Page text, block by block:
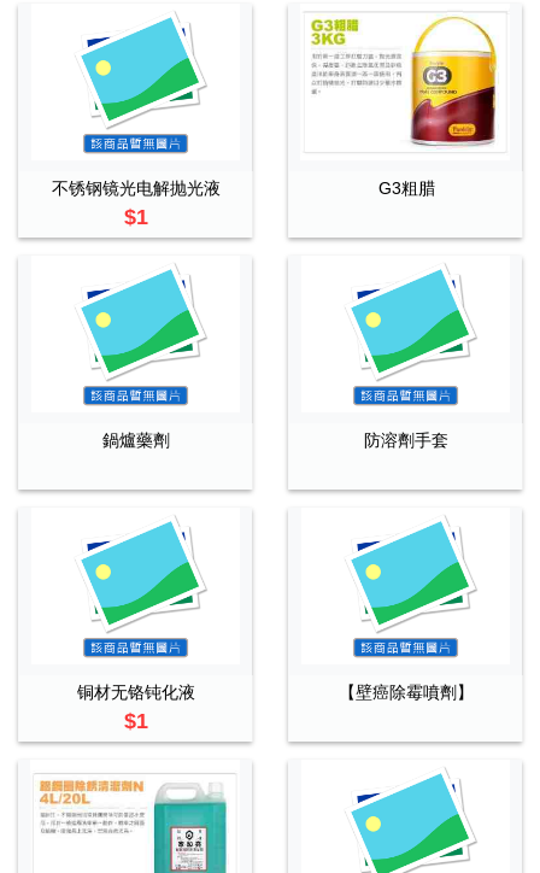
不锈钢镜光电解抛光液
$1
G3粗腊
鍋爐藥劑 防溶劑手套
铜材无铬钝化液
$1
【壁癌除霉噴劑】